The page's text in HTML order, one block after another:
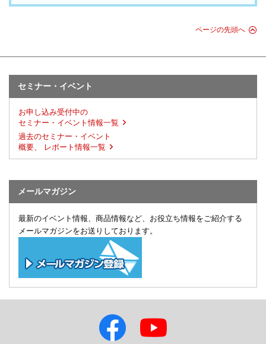
ページの先頭へ
セミナー・イベント
お申し込み受付中の
セミナー・イベント情報一覧
過去のセミナー・イベント
概要、 レポート情報一覧
メールマガジン
最新のイベント情報、商品情報など、お役立ち情報をご紹介する
メールマガジンをお送りしております。